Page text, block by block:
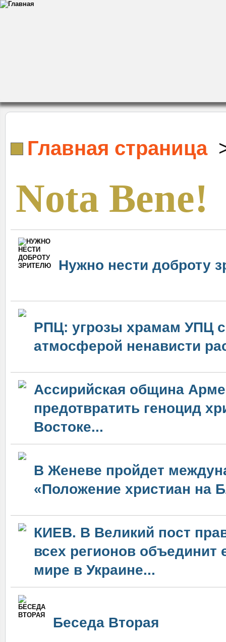
Главная страница
Nota Bene!
Нужно нести доброту
РПЦ: угрозы храмам УПЦ
атмосферой ненависти
Ассирийская община
предотвратить геноцид
Востоке...
В Женеве пройдет
«Положение христиан на
КИЕВ. В Великий пост
всех регионов объединит
мире в Украине...
Беседа Вторая